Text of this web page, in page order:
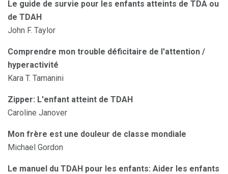
Le guide de survie pour les enfants atteints de TDA ou
de TDAH
John F. Taylor
Comprendre mon trouble déficitaire de l'attention /
hyperactivité
Kara T. Tamanini
Zipper: L'enfant atteint de TDAH
Caroline Janover
Mon frère est une douleur de classe mondiale
Michael Gordon
Le manuel du TDAH pour les enfants: Aider les enfants